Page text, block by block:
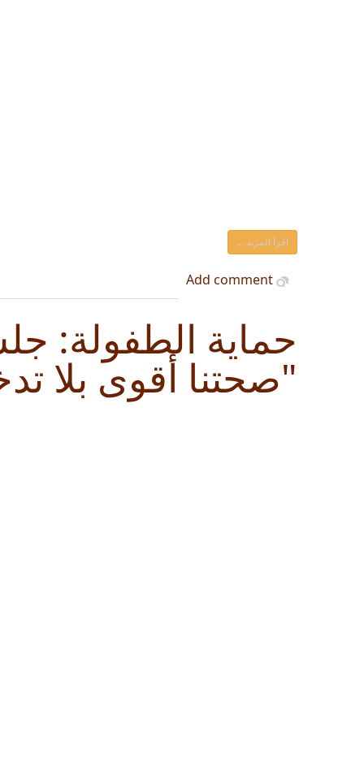
اقرأ المزيد ...
Add comment
حماية الطفولة:
"صحتنا أقوى بلا